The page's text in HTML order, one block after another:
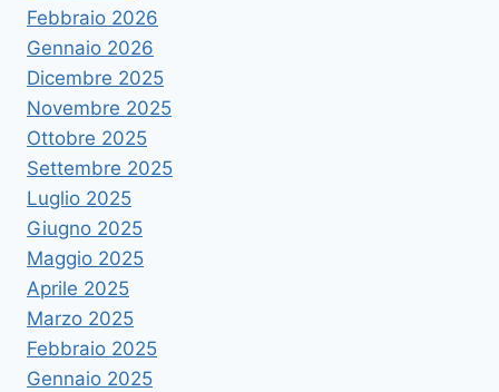
Febbraio 2026
Gennaio 2026
Dicembre 2025
Novembre 2025
Ottobre 2025
Settembre 2025
Luglio 2025
Giugno 2025
Maggio 2025
Aprile 2025
Marzo 2025
Febbraio 2025
Gennaio 2025